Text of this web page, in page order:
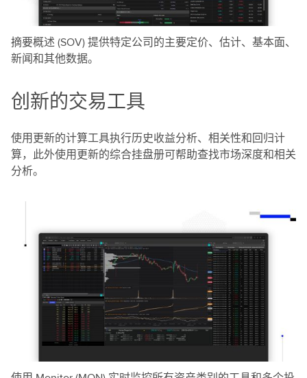
摘要概述 (SOV) 提供特定公司的主要定价、估计、基本面、
新闻和其他数据。
创新的交易工具
使用更新的计算工具执行历史收益分析、相关性和回归计
算，此外使用更新的综合挂盘册可帮助查找市场深度和相关
分析。